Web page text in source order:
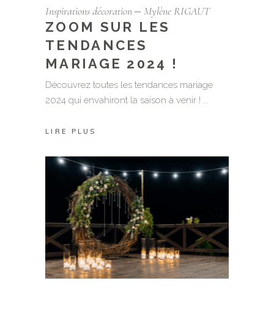
Inspirations décoration Mylène RIGAUT
ZOOM SUR LES
TENDANCES
MARIAGE 2024 !
Découvrez toutes les tendances mariage
2024 qui envahiront la saison à venir !
LIRE PLUS